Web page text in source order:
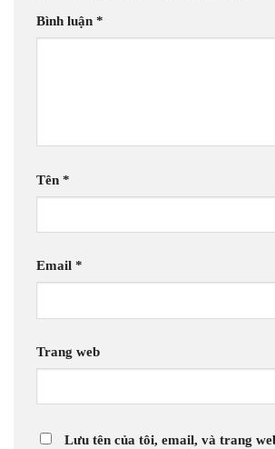
Bình luận *
Tên *
Email *
Trang web
Lưu tên của tôi, email, và trang